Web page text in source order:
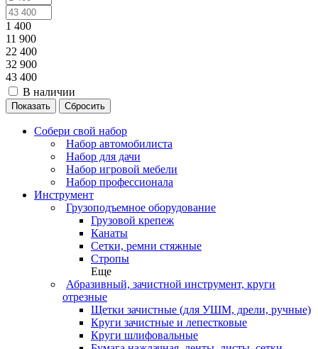
1 400
11 900
22 400
32 900
43 400
В наличии
Сбросить
Собери свой набор
Набор автомобилиста
Набор для дачи
Набор игровой мебели
Набор профессионала
Инструмент
Грузоподъемное оборудование
Грузовой крепеж
Канаты
Сетки, ремни стяжные
Стропы
Еще
Абразивный, зачистной инструмент, круги
отрезные
Щетки зачистные (для УШМ, дрели, ручные)
Круги зачистные и лепестковые
Круги шлифовальные